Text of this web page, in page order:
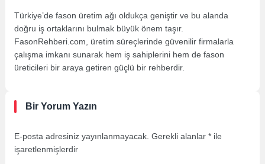
Türkiye’de fason üretim ağı oldukça geniştir ve bu alanda
doğru iş ortaklarını bulmak büyük önem taşır.
FasonRehberi.com, üretim süreçlerinde güvenilir firmalarla
çalışma imkanı sunarak hem iş sahiplerini hem de fason
üreticileri bir araya getiren güçlü bir rehberdir.
Bir Yorum Yazın
E-posta adresiniz yayınlanmayacak. Gerekli alanlar* ile
işaretlenmişlerdir